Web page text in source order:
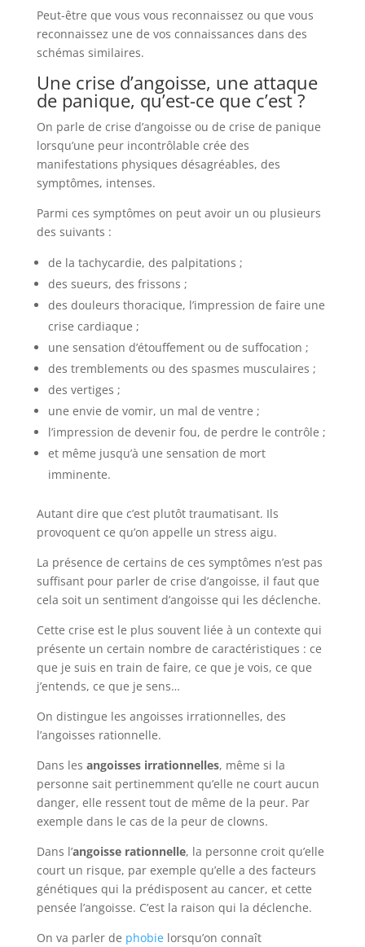
Peut-être que vous vous reconnaissez ou que vous
reconnaissez une de vos connaissances dans des
schémas similaires.
Une crise d’angoisse, une attaque
de panique, qu’est-ce que c’est ?
On parle de crise d’angoisse ou de crise de panique
lorsqu’une peur incontrôlable crée des
manifestations physiques désagréables, des
symptômes, intenses.
Parmi ces symptômes on peut avoir un ou plusieurs
des suivants :
de la tachycardie, des palpitations ;
des sueurs, des frissons ;
des douleurs thoracique, l’impression de faire une
crise cardiaque ;
une sensation d’étouffement ou de suffocation ;
des tremblements ou des spasmes musculaires ;
des vertiges ;
une envie de vomir, un mal de ventre ;
l’impression de devenir fou, de perdre le contrôle ;
et même jusqu’à une sensation de mort
imminente.
Autant dire que c’est plutôt traumatisant. Ils
provoquent ce qu’on appelle un stress aigu.
La présence de certains de ces symptômes n’est pas
suffisant pour parler de crise d’angoisse, il faut que
cela soit un sentiment d’angoisse qui les déclenche.
Cette crise est le plus souvent liée à un contexte qui
présente un certain nombre de caractéristiques : ce
que je suis en train de faire, ce que je vois, ce que
j’entends, ce que je sens…
On distingue les angoisses irrationnelles, des
l’angoisses rationnelle.
Dans les angoisses irrationnelles, même si la
personne sait pertinemment qu’elle ne court aucun
danger, elle ressent tout de même de la peur. Par
exemple dans le cas de la peur de clowns.
Dans l’angoisse rationnelle, la personne croit qu’elle
court un risque, par exemple qu’elle a des facteurs
génétiques qui la prédisposent au cancer, et cette
pensée l’angoisse. C’est la raison qui la déclenche.
On va parler de phobielorsqu’on connaît